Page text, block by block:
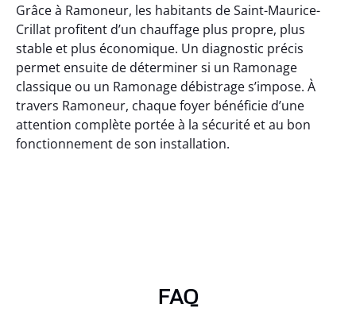
Grâce à Ramoneur, les habitants de Saint-Maurice-
Crillat profitent d’un chauffage plus propre, plus
stable et plus économique. Un diagnostic précis
permet ensuite de déterminer si un Ramonage
classique ou un Ramonage débistrage s’impose. À
travers Ramoneur, chaque foyer bénéficie d’une
attention complète portée à la sécurité et au bon
fonctionnement de son installation.
FAQ